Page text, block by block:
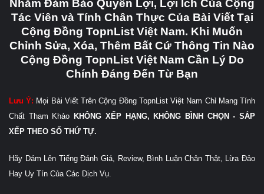
Nhằm Đảm Bảo Quyền Lợi, Lợi Ích Của Cộng
Tác Viên và Tính Chân Thực Của Bài Viết Tại
Cộng Đồng TopnList Việt Nam. Khi Muốn
Chỉnh Sửa, Xóa, Thêm Bất Cứ Thông Tin Nào
Cộng Đồng TopnList Việt Nam Cần Lý Do
Chính Đáng Đến Từ Bạn
Lưu Ý: Mọi Bài Viết Trên Cộng Đồng TopnList Việt Nam Chỉ Mang Tính
Chất Tham Khảo KHÔNG XẾP HẠNG, KHÔNG BÌNH CHỌN - SẮP
XẾP THEO SỐ THỨ TỰ.
Hãy Dám Lên Tiếng Đánh Giá, Review, Bình Luận Chân Thật, Lừa Đảo
Hay Uy Tín Của Các Dịch Vụ.